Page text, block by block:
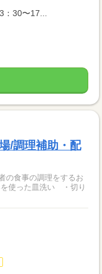
30〜17...
/調理補助・配
の食事の調理をするお
使った皿洗い ・切り